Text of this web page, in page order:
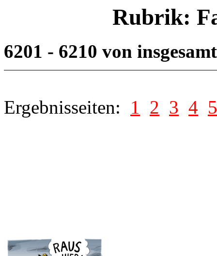
Rubrik:
6201 - 6210 von
Ergebnisseiten: 1 2 3 4 5